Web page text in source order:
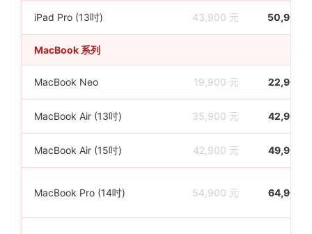
iPad Pro (13吋) 43,900 元 50,900
MacBook 系列
MacBook Neo 19,900 元 22,900
MacBook Air (13吋) 35,900 元 42,900
MacBook Air (15吋) 42,900 元 49,900
MacBook Pro (14吋) 54,900 元 64,900